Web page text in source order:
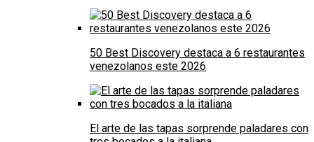
50 Best Discovery destaca a 6 restaurantes
venezolanos este 2026
El arte de las tapas sorprende paladares con